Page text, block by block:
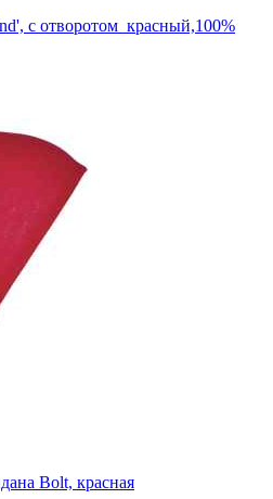
с отворотом_красный,100%
Bolt, красная